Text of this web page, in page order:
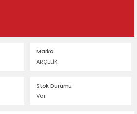
Marka
ARÇELİK
Stok Durumu
Var